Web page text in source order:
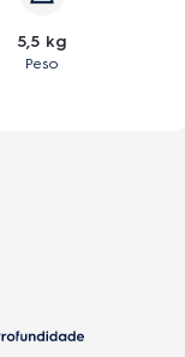
5,5 kg
Peso